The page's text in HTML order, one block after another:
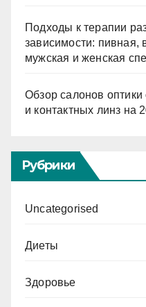
Подходы к терапии
зависимости: пивная,
мужская и женская
Обзор салонов оптики
и контактных линз на
Рубрики
Uncategorised
Диеты
Здоровье